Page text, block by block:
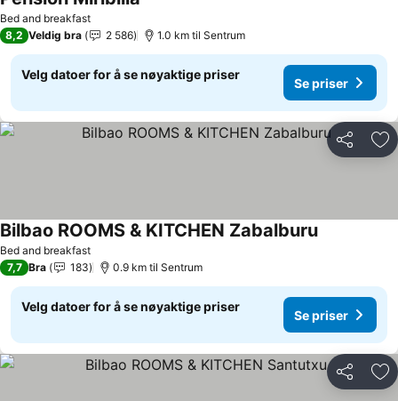
Bed and breakfast
8,2 Veldig bra 2 586 1.0 km til Sentrum
Velg datoer for å se nøyaktige priser
Se priser
Del
Bed and breakfast
Bilbao ROOMS & KITCHEN ZabalburuSe priser
7,7 Bra 183 0.9 km til Sentrum
Velg datoer for å se nøyaktige priser
Se priser
Del